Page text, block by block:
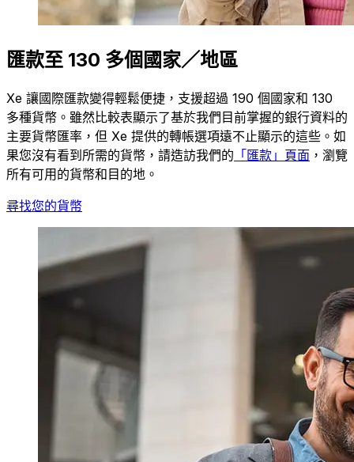
匯款至 130 多個國家／地區
Xe 讓國際匯款變得輕鬆便捷，支援超過 190 個國家和 130
多種貨幣。雖然比較表顯示了基於我們目前掌握的銀行資料的
主要貨幣匯率，但 Xe 提供的轉帳選項遠不止顯示的這些。如
果您沒有看到所需的貨幣，請造訪我們的 「匯款」頁面 ，瀏覽
所有可用的貨幣和目的地。
尋找您的貨幣